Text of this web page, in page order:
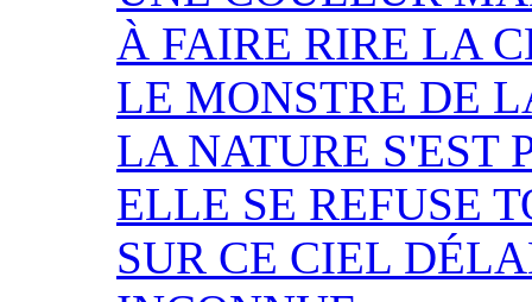
À FAIRE RIRE LA
LE MONSTRE DE
LA NATURE S'EST
ELLE SE REFUSE
SUR CE CIEL